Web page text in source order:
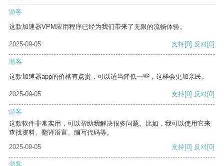
游客
这款加速器VPM应用程序已经为我们带来了无限的流畅体验。
2025-09-05 支持[0] 反对[0]
游客
这款加速器app的价格有点贵，可以适当降低一些，这样会更加亲民。
2025-09-05 支持[0] 反对[0]
游客
这款软件非常实用，可以帮助我解决很多问题。比如，我可以使用它来
查找资料、翻译语言、编写代码等。
2025-09-05
支持[0] 反对[0]
游客